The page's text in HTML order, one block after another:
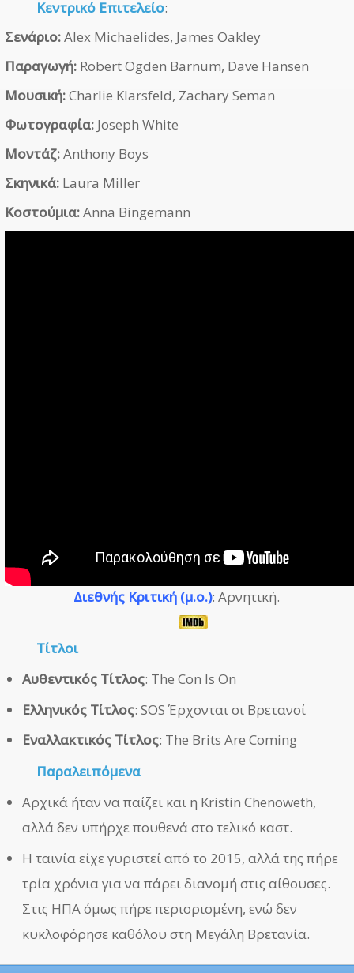
Κεντρικό Επιτελείο:
Σενάριο:Alex Michaelides, James Oakley
Παραγωγή: Robert Ogden Barnum, Dave Hansen
Μουσική:Charlie Klarsfeld, Zachary Seman
Φωτογραφία: Joseph White
Μοντάζ:Anthony Boys
Σκηνικά: Laura Miller
Κοστούμια:Anna Bingemann
Διεθνής Κριτική (μ.ο.): Αρνητική.
Τίτλοι
Αυθεντικός Τίτλος: The Con Is On
Ελληνικός Τίτλος: SOS Έρχονται οι Βρετανοί
Εναλλακτικός Τίτλος: The Brits Are Coming
Παραλειπόμενα
Αρχικά ήταν να παίζει και η Kristin Chenoweth,
αλλά δεν υπήρχε πουθενά στο τελικό καστ.
Η ταινία είχε γυριστεί από το 2015, αλλά της πήρε
τρία χρόνια για να πάρει διανομή στις αίθουσες.
Στις ΗΠΑ όμως πήρε περιορισμένη, ενώ δεν
κυκλοφόρησε καθόλου στη Μεγάλη Βρετανία.